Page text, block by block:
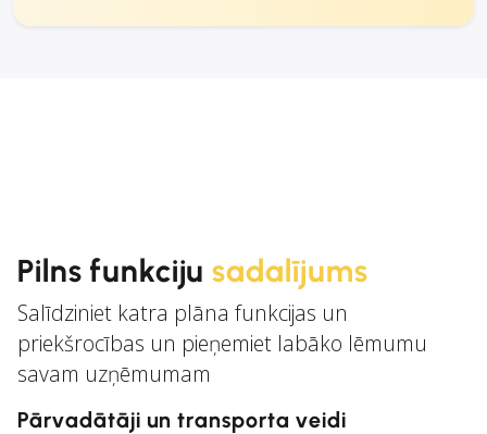
Pilns funkcijusadalījums
Salīdziniet katra plāna funkcijas un
priekšrocības un pieņemiet labāko lēmumu
savam uzņēmumam
Pārvadātāji un transporta veidi